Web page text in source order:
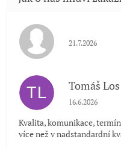
Hodnocení
21.7.2026
TL Tomáš Los
Hodnocení
16.6.2026
Kvalita, komunikace,
více než v nadstandardní